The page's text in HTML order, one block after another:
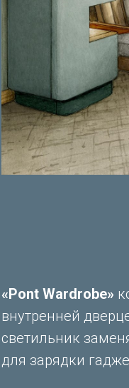
«Pont Wardrobe»
внутренней
светильник
для зарядки